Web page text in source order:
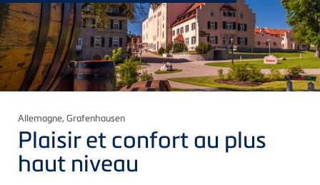
Allemagne, Grafenhausen
Plaisir et confort au plus
haut niveau